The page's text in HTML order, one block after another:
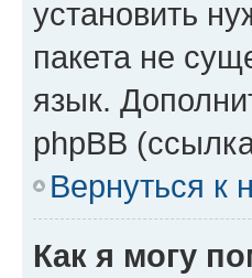
установить
пакета не
язык.
phpBB
Вернуться к
Как я могу